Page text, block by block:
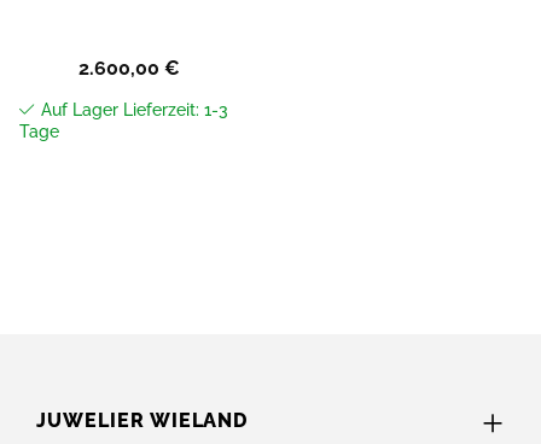
2.600,00 €
Auf Lager Lieferzeit: 1-3
Tage
JUWELIER WIELAND